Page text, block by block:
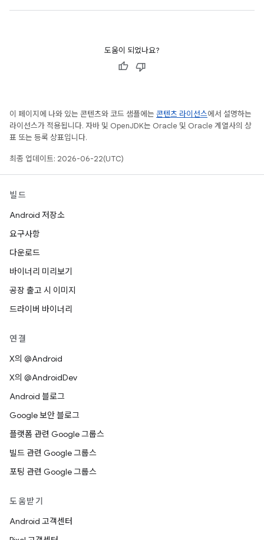
도움이 되었나요?
이 페이지에 나와 있는 콘텐츠와 코드 샘플에는 콘텐츠 라이선스에서 설명하는
라이선스가 적용됩니다. 자바 및 OpenJDK는 Oracle 및 Oracle 계열사의 상
표 또는 등록 상표입니다.
최종 업데이트: 2026-06-22(UTC)
빌드
Android 저장소
요구사항
다운로드
바이너리 미리보기
공장 출고 시 이미지
드라이버 바이너리
연결
X의 @Android
X의 @AndroidDev
Android 블로그
Google 보안 블로그
플랫폼 관련 Google 그룹스
빌드 관련 Google 그룹스
포팅 관련 Google 그룹스
도움받기
Android 고객센터